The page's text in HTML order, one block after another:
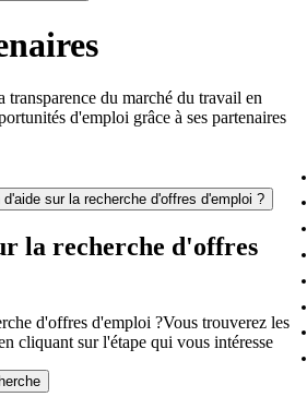
transparence du marché du travail en
d'emploi grâce à ses partenaires
sur la recherche d'offres d'emploi ?
la recherche d'offres
d'offres d'emploi ?Vous trouverez les
cliquant sur l'étape qui vous intéresse